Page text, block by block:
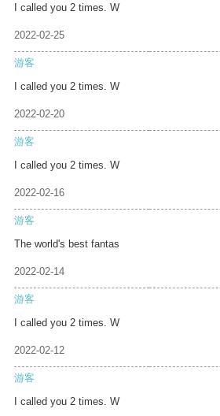
I called you 2 times. W
2022-02-25
游客
I called you 2 times. W
2022-02-20
游客
I called you 2 times. W
2022-02-16
游客
The world's best fantas
2022-02-14
游客
I called you 2 times. W
2022-02-12
游客
I called you 2 times. W